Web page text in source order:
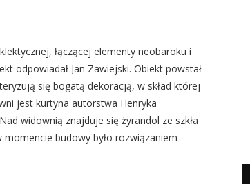
łączącej elementy neobaroku i
odpowiadał Jan Zawiejski. Obiekt powstał
się bogatą dekoracją, w skład której
jest kurtyna autorstwa Henryka
widownią znajduje się żyrandol ze szkła
budowy było rozwiązaniem